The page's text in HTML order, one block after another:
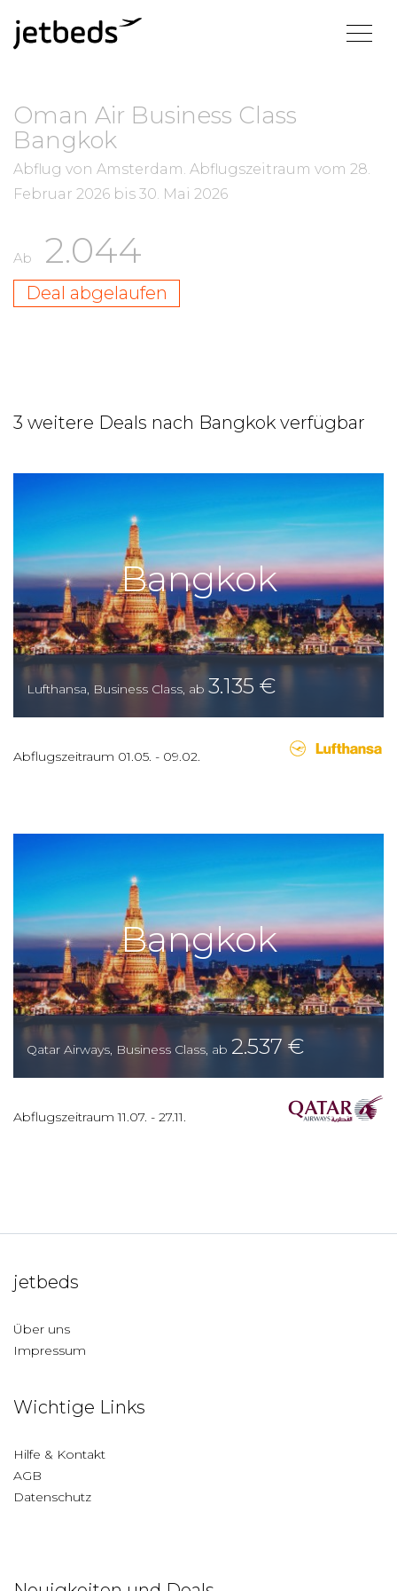
Oman Air Business Class
Bangkok
Abflug von Amsterdam. Abflugszeitraum vom 28.
Februar 2026 bis 30. Mai 2026
Ab 2.044
Deal abgelaufen
3 weitere Deals nach Bangkok verfügbar
Bangkok
Lufthansa, Business Class, ab 3.135 €
Abflugszeitraum 01.05. - 09.02.
Bangkok
Qatar Airways, Business Class, ab 2.537 €
Abflugszeitraum11.07. - 27.11.
jetbeds
Über uns
Impressum
Wichtige Links
Hilfe & Kontakt
AGB
Datenschutz